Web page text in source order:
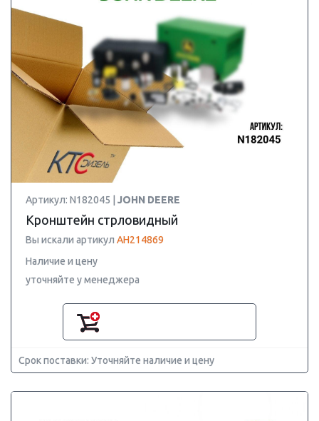
Артикул: N182045 | JOHN DEERE
Кронштейн стрловидный
Вы искали артикул AH214869
Наличие и цену
уточняйте у менеджера
Срок поставки: Уточняйте наличие и цену